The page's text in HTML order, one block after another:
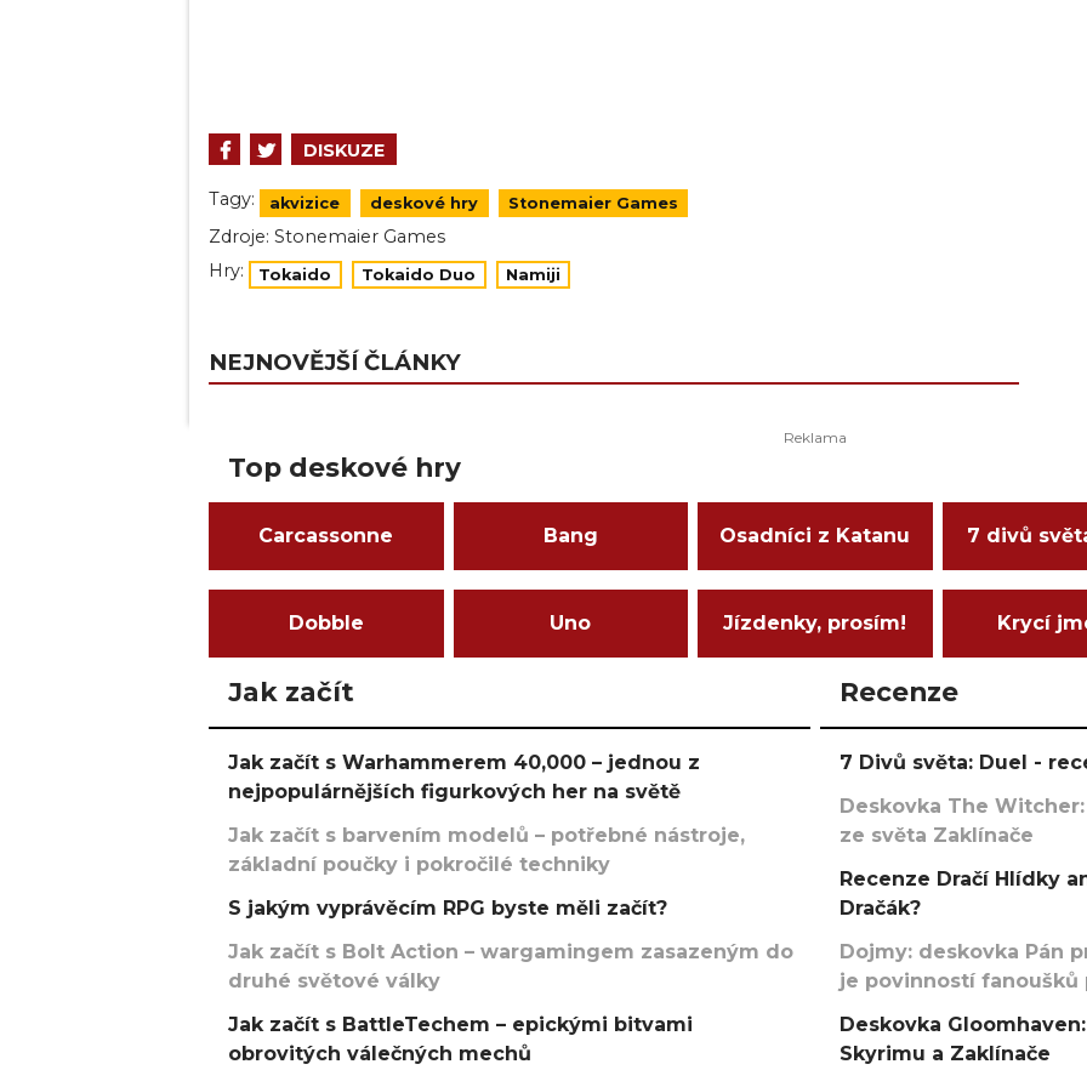
DISKUZE
Tagy: akvizice deskové hry Stonemaier Games
Zdroje: Stonemaier Games
Hry:
Tokaido Tokaido Duo Namiji
NEJNOVĚJŠÍ ČLÁNKY
Top deskové hry
Carcassonne Bang Osadníci z Katanu 7 divů
Dobble Uno Jízdenky, prosím! Krycí
Jak začít
Jak začít s Warhammerem 40,000 – jednou z
nejpopulárnějších figurkových her na světě
Jak začít s barvením modelů – potřebné nástroje,
základní poučky i pokročilé techniky
S jakým vyprávěcím RPG byste měli začít?
Jak začít s Bolt Action – wargamingem zasazeným do
druhé světové války
Jak začít s BattleTechem – epickými bitvami
obrovitých válečných mechů
Recenze
7 Divů světa: Duel -
Deskovka The
ze světa Zaklínače
Recenze Dračí Hlídky
Dračák?
Dojmy: deskovka Pán
je povinností fanoušků
Deskovka
Skyrimu a Zaklínače